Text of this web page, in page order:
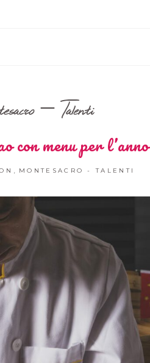
– Talenti
con menu per
MONTESACRO - TALENTI